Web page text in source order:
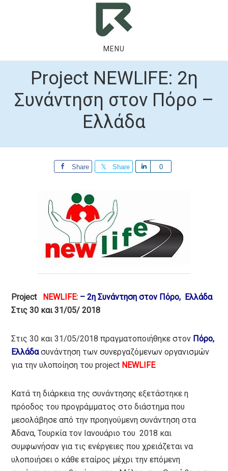
MENU
Project NEWLIFE: 2η
Συνάντηση στον Πόρο –
Ελλάδα
Share Share 0
Share
Project NEWLIFE: –2η Συνάντηση στον Πόρο, Ελλάδα
Στις 30 και 31/05/ 2018
Στις 30 και 31/05/2018 πραγματοποιήθηκε στον Πόρο,
Ελλάδα συνάντηση των συνεργαζόμενων οργανισμών
για την υλοποίηση του project NEWLIFE
Κατά τη διάρκεια της συνάντησης εξετάστηκε η
πρόοδος του προγράμματος στο διάστημα που
μεσολάβησε από την προηγούμενη συνάντηση στα
Άδανα, Τουρκία τον Ιανουάριο του 2018 και
συμφωνήσαν για τις ενέργειες που χρειάζεται να
υλοποιήσει ο κάθε εταίρος μέχρι την επόμενη